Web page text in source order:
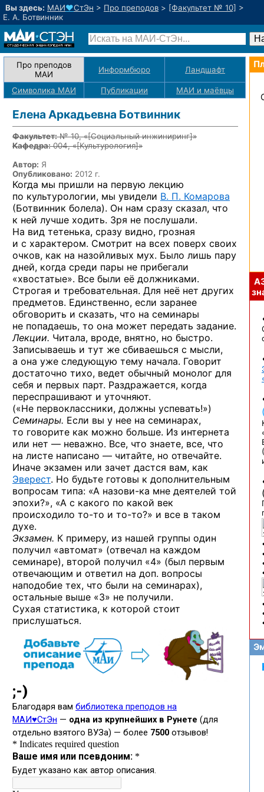
Вы здесь: МАИ♥СтЭн > Про преподов > [Факультет № 10] >
Е. А. Ботвинник
Про преподов
МАИ
Информбюро Ландшафт
Символика МАИ Публикации МАИ и маёвцы
Елена Аркадьевна Ботвинник
Факультет:№ 10, «[Социальный инжиниринг]»
Кафедра:004, «[Культурология]»
Автор: Я
Опубликовано: 2012 г.
Когда мы пришли на первую лекцию
по культурологии, мы увидели В. П. Комарова
(Ботвинник болела). Он нам сразу сказал, что
к ней лучше ходить. Зря не послушали.
На вид тетенька, сразу видно, грозная
и с характером. Смотрит на всех поверх своих
очков, как на назойливых мух. Было лишь пару
дней, когда среди пары не прибегали
«хвостатые». Все были её должниками.
Строгая и требовательная. Для неё нет других
предметов. Единственно, если заранее
обговорить и сказать, что на семинары
не попадаешь, то она может передать задание.
Лекции. Читала, вроде, внятно, но быстро.
Записываешь и тут же сбиваешься с мысли,
а она уже следующую тему начала. Говорит
достаточно тихо, ведет обычный монолог для
себя и первых парт. Раздражается, когда
переспрашивают и уточняют.
(«Не первоклассники, должны успевать!»)
Семинары. Если вы у нее на семинарах,
то говорите как можно больше. Из интернета
или нет — неважно. Все, что знаете, все, что
на листе написано — читайте, но отвечайте.
Иначе экзамен или зачет дастся вам, как
Эверест. Но будьте готовы к дополнительным
вопросам типа: «А назови-ка мне деятелей той
эпохи?», «А с какого по какой век
происходило то-то и то-то?» и все в таком
духе.
Экзамен. К примеру, из нашей группы один
получил «автомат» (отвечал на каждом
семинаре), второй получил «4» (был первым
отвечающим и ответил на доп. вопросы
наподобие тех, что были на семинарах),
остальные выше «3» не получили.
Сухая статистика, к которой стоит
прислушаться.
(